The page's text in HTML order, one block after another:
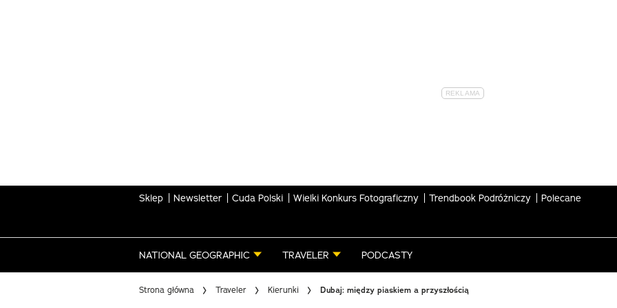
Sklep Newsletter Cuda Polski Wielki Konkurs Fotograficzny Trendbook Podróżniczy Polecane
NATIONAL GEOGRAPHIC TRAVELER PODCASTY
Strona główna Traveler Kierunki Dubaj: między piaskiem a przyszłością